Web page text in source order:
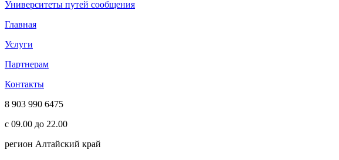
Университеты путей сообщения
Главная
Услуги
Партнерам
Контакты
8 903 990 6475
с 09.00 до 22.00
регион Алтайский край